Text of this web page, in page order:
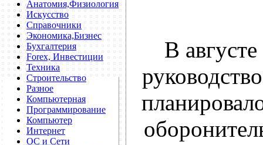
Анатомия,Физиология
Искусство
Справочники
Экономика,Бизнес
Бухгалтерия
Forex, Инвестиции
Техника
Строительство
Разное
Компьютерная
Программирование
Компьютер
Интернет
ОС и Сети
В